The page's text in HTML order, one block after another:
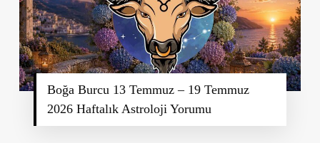
Boğa Burcu 13 Temmuz – 19 Temmuz
2026 Haftalık Astroloji Yorumu